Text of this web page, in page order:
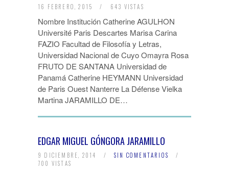
16 FEBRERO, 2015 / 643 VISTAS
Nombre Institución Catherine AGULHON
Université Paris Descartes Marisa Carina
FAZIO Facultad de Filosofía y Letras,
Universidad Nacional de Cuyo Omayra Rosa
FRUTO DE SANTANA Universidad de
Panamá Catherine HEYMANN Universidad
de Paris Ouest Nanterre La Défense Vielka
Martina JARAMILLO DE…
EDGAR MIGUEL GÓNGORA JARAMILLO
9 DICIEMBRE, 2014 / SIN COMENTARIOS
/
700 VISTAS